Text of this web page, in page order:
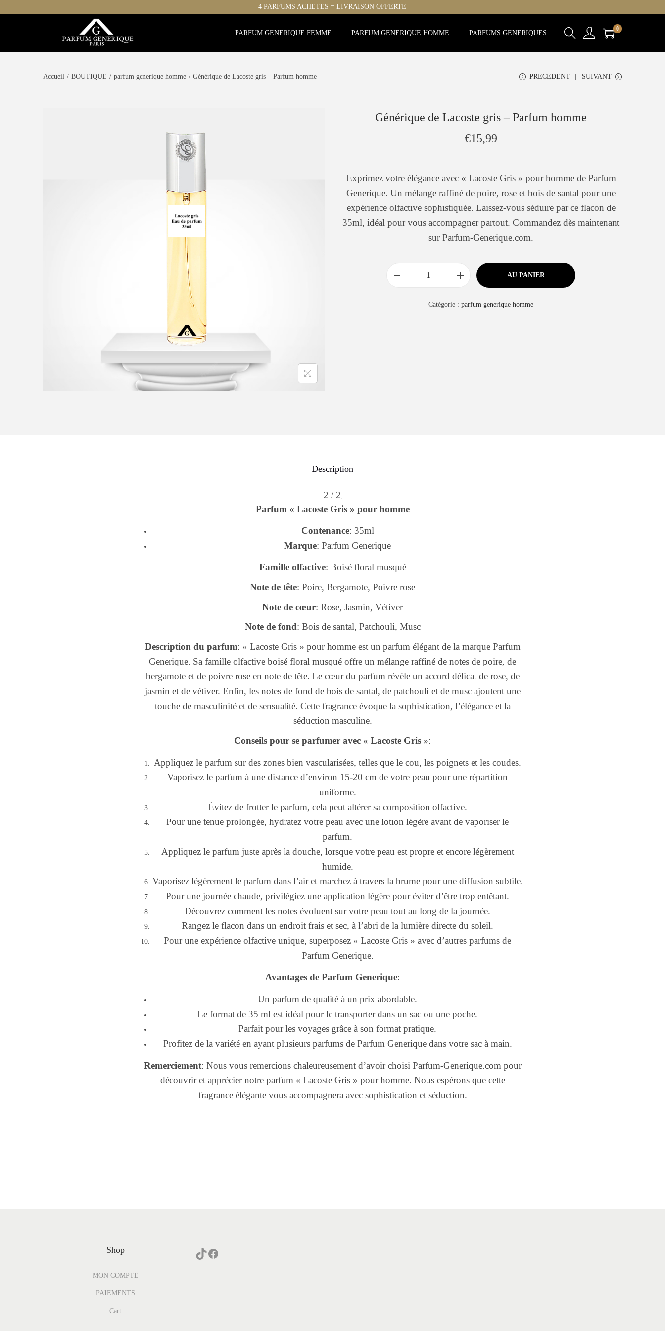
4 PARFUMS ACHETES = LIVRAISON OFFERTE
PARFUM GENERIQUE FEMME PARFUM GENERIQUE HOMME PARFUMS GENERIQUES
0
Accueil / BOUTIQUE / parfum generique homme / Générique de Lacoste gris – Parfum homme PRECEDENT SUIVANT
Générique de Lacoste gris – Parfum homme
€15,99
Exprimez votre élégance avec « Lacoste Gris » pour homme de Parfum
Generique. Un mélange raffiné de poire, rose et bois de santal pour une
expérience olfactive sophistiquée. Laissez-vous séduire par ce flacon de
35ml, idéal pour vous accompagner partout. Commandez dès maintenant
sur Parfum-Generique.com.
AU PANIER
Catégorie : parfum generique homme
Description
2 / 2
Parfum « Lacoste Gris » pour homme
Contenance: 35ml
Marque: Parfum Generique
Famille olfactive: Boisé floral musqué
Note de tête: Poire, Bergamote, Poivre rose
Note de cœur: Rose, Jasmin, Vétiver
Note de fond: Bois de santal, Patchouli, Musc
Description du parfum: « Lacoste Gris » pour homme est un parfum élégant de la marque Parfum
Generique. Sa famille olfactive boisé floral musqué offre un mélange raffiné de notes de poire, de
bergamote et de poivre rose en note de tête. Le cœur du parfum révèle un accord délicat de rose, de
jasmin et de vétiver. Enfin, les notes de fond de bois de santal, de patchouli et de musc ajoutent une
touche de masculinité et de sensualité. Cette fragrance évoque la sophistication, l’élégance et la
séduction masculine.
Conseils pour se parfumer avec « Lacoste Gris »:
Appliquez le parfum sur des zones bien vascularisées, telles que le cou, les poignets et les coudes.
Vaporisez le parfum à une distance d’environ 15-20 cm de votre peau pour une répartition
uniforme.
Évitez de frotter le parfum, cela peut altérer sa composition olfactive.
Pour une tenue prolongée, hydratez votre peau avec une lotion légère avant de vaporiser le
parfum.
Appliquez le parfum juste après la douche, lorsque votre peau est propre et encore légèrement
humide.
Vaporisez légèrement le parfum dans l’air et marchez à travers la brume pour une diffusion subtile.
Pour une journée chaude, privilégiez une application légère pour éviter d’être trop entêtant.
Découvrez comment les notes évoluent sur votre peau tout au long de la journée.
Rangez le flacon dans un endroit frais et sec, à l’abri de la lumière directe du soleil.
Pour une expérience olfactive unique, superposez « Lacoste Gris » avec d’autres parfums de
Parfum Generique.
Avantages de Parfum Generique:
Un parfum de qualité à un prix abordable.
Le format de 35 ml est idéal pour le transporter dans un sac ou une poche.
Parfait pour les voyages grâce à son format pratique.
Profitez de la variété en ayant plusieurs parfums de Parfum Generique dans votre sac à main.
Remerciement: Nous vous remercions chaleureusement d’avoir choisi Parfum-Generique.com pour
découvrir et apprécier notre parfum « Lacoste Gris » pour homme. Nous espérons que cette
fragrance élégante vous accompagnera avec sophistication et séduction.
Shop
MON COMPTE
PAIEMENTS
Cart